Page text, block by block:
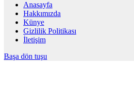
Anasayfa
Hakkımızda
Künye
Gizlilik Politikası
İletişim
Başa dön tuşu